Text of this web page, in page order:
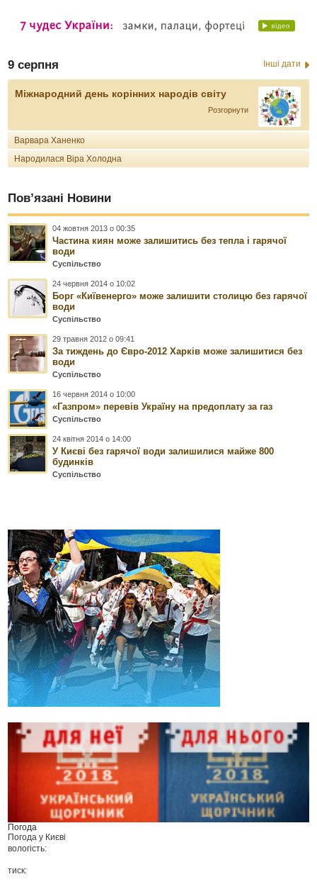
9 серпня Інші дати
Міжнародний день корінних народів світу
Розгорнути
Варвара Ханенко
Народилася Віра Холодна
Пов’язані Новини
04 жовтня 2013 о 00:35
Частина киян може залишитись без тепла і гарячої
води
Суспільство
24 червня 2014 о 10:02
Борг «Київенерго» може залишити столицю без гарячої
води
Суспільство
29 травня 2012 о 09:41
За тиждень до Євро-2012 Харків може залишитися без
води
Суспільство
16 червня 2014 о 10:00
«Газпром» перевів Україну на предоплату за газ
Суспільство
24 квітня 2014 о 14:00
У Києві без гарячої води залишилися майже 800
будинків
Суспільство
Погода
Погода у Києві
вологість:
тиск: